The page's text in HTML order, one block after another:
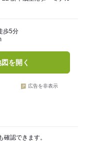
歩5分
を開く
広告を非表示
認できます。